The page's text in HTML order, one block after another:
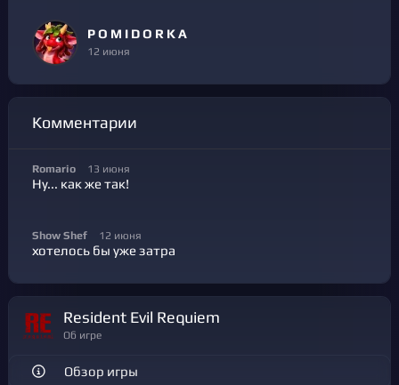
P O M I D O R K A
12 июня
Комментарии
Romario 13 июня
Ну... как же так!
Show Shef 12 июня
хотелось бы уже затра
Resident Evil Requiem
Об игре
Обзор игры